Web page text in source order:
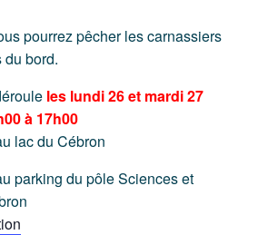
pourrez pêcher les carnassiers
bord.
les lundi 26 et mardi 27
à 17h00
lac du Cébron
parking du pôle Sciences et